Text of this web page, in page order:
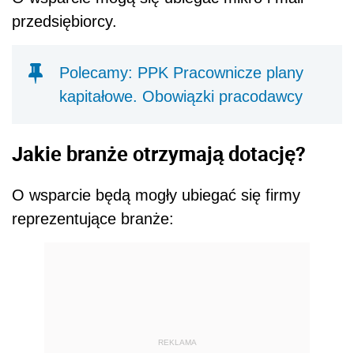
przedsiębiorcy.
Polecamy: PPK Pracownicze plany
kapitałowe. Obowiązki pracodawcy
Jakie branże otrzymają dotację?
O wsparcie będą mogły ubiegać się firmy
reprezentujące branże:
REKLAMA